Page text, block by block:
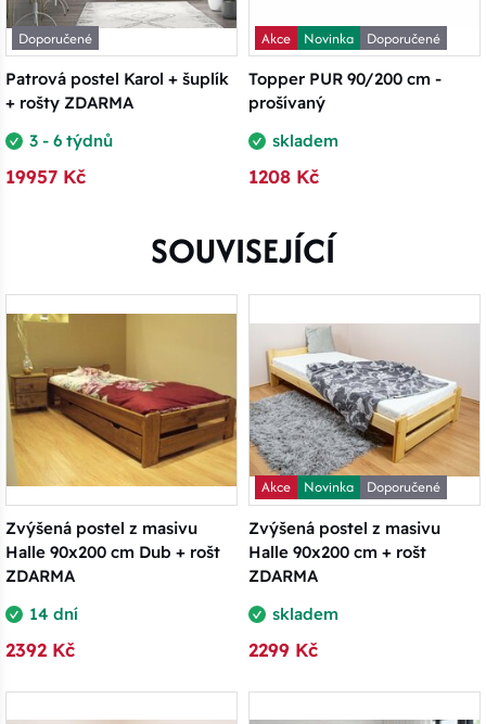
Doporučené
Patrová postel Karol + šuplík
+ rošty ZDARMA
3 - 6 týdnů
19957 Kč
Akce Novinka
Doporučené
Topper PUR 90/200 cm -
prošívaný
skladem
1208 Kč
SOUVISEJÍCÍ
Zvýšená postel z masivu
Halle 90x200 cm Dub + rošt
ZDARMA
14 dní
2392 Kč
Akce Novinka
Doporučené
Zvýšená postel z masivu
Halle 90x200 cm + rošt
ZDARMA
skladem
2299 Kč